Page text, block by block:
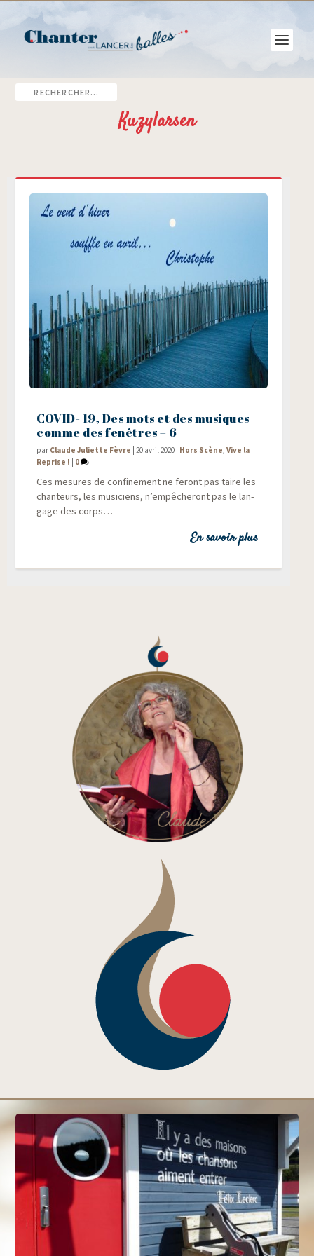
Kuzylarsen
COVID- 19, Des mots et des musiques
comme des fenêtres – 6
par Claude Juliette Fèvre |20 avril 2020 | Hors Scène ,Vive la
Reprise ! | 0
Ces mesures de confi­ne­ment ne feront pas taire les
chan­teurs, les musi­ciens, n’empêcheront pas le lan­
gage des corps…
En savoir plus